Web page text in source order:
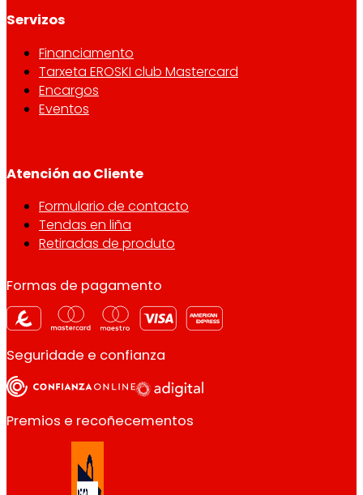
Servizos
Financiamento
Tarxeta EROSKI club Mastercard
Encargos
Eventos
Atención ao Cliente
Formulario de contacto
Tendas en liña
Retiradas de produto
Formas de pagamento
Seguridade e confianza
Premios e recoñecementos